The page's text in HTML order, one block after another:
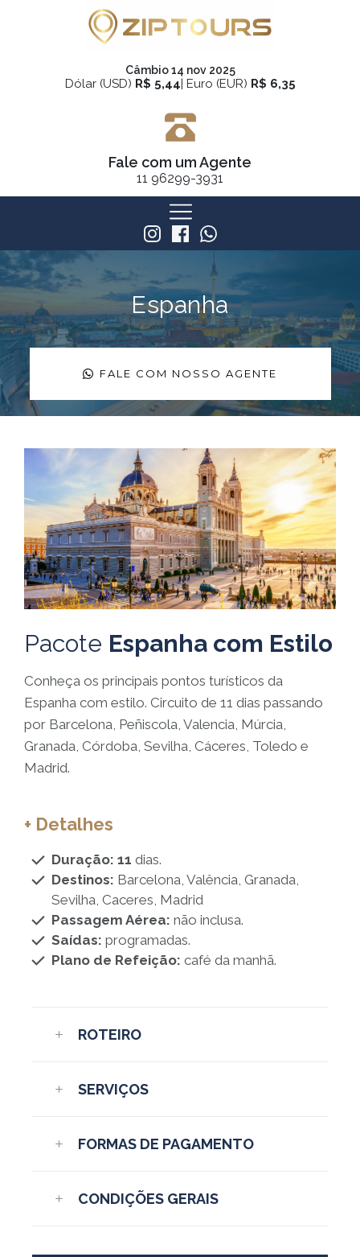
Câmbio 14 nov 2025
Dólar (USD) R$ 5,44| Euro (EUR) R$ 6,35
Fale com um Agente
11 96299-3931
Espanha
FALE COM NOSSO AGENTE
Pacote Espanha com Estilo
Conheça os principais pontos turísticos da
Espanha com estilo. Circuito de 11 dias passando
por Barcelona, Peñiscola, Valencia, Múrcia,
Granada, Córdoba, Sevilha, Cáceres, Toledo e
Madrid.
+ Detalhes
Duração: 11 dias.
Destinos: Barcelona, Valência, Granada,
Sevilha, Caceres, Madrid
Passagem Aérea: não inclusa.
Saídas: programadas.
Plano de Refeição: café da manhã.
ROTEIRO
SERVIÇOS
FORMAS DE PAGAMENTO
CONDIÇÕES GERAIS